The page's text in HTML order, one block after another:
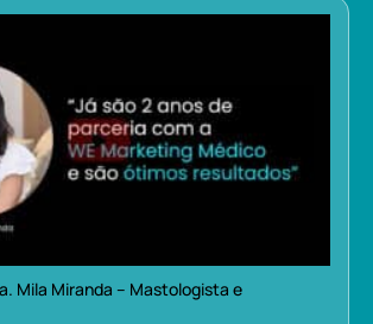
Mila Miranda – Mastologista e